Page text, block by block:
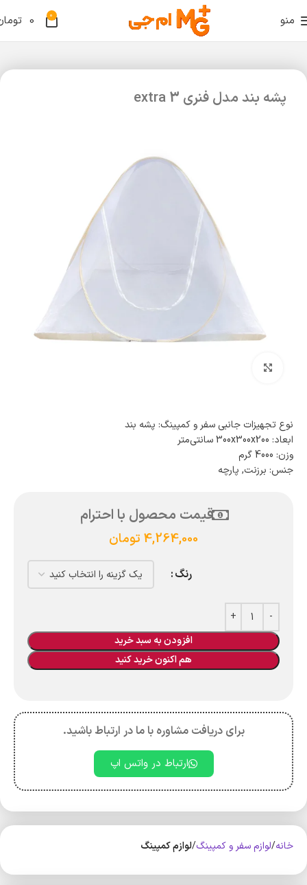
منو 0
0
پشه بند مدل فنری extra 3
نوع تجهیزات جانبی سفر و کمپینگ: پشه بند
ابعاد: 300x300x200 سانتی‌متر
وزن: 4000 گرم
جنس: برزنت, پارچه
قیمت محصول با احترام
4,264,000 تومان
رنگ
افزودن به سبد خرید
هم اکنون خرید کنید
برای دریافت مشاوره با ما در ارتباط باشید.
ارتباط در واتس اپ
خانه لوازم سفر و کمپینگ لوازم کمپینگ